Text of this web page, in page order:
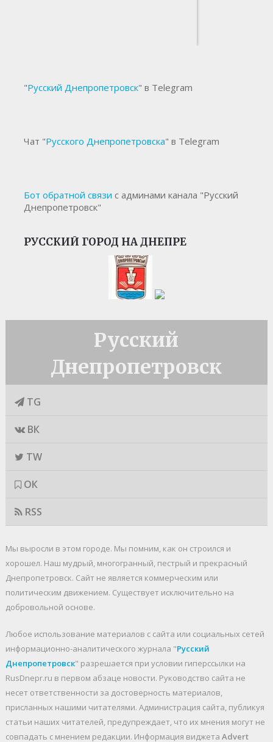
"Русский Днепропетровск" в Telegram
Чат "Русского Днепропетровска" в Telegram
Бот обратной связи с админами канала "Русский
Днепропетровск"
РУССКИЙ ГОРОД НА ДНЕПРЕ
Русский
Днепропетровск
TG
ВК
TW
ОК
RSS
Мы выросли в этом городе. Мы помним, как он строился и
хорошел. Наш мудрый, многогранный, пестрый и прекрасный
Днепропетровск. Cайт не является коммерческим или
политическим движением. Существует исключительно на
добровольной основе.
Любое использование материалов c сайта или социальных сетей
информационно-аналитического журнала "Русский
Днепропетровск" разрешается при условии гиперссылки на
RusDnepr.ru в первом абзаце новости. Руководство сайта не
несет ответственности за достоверность материалов,
присланных нашими читателями. Администрация сайта, публикуя
статьи наших читателей, предупреждает, что их мнения могут не
совпадать с мнением редакции. Информация виджета Advert